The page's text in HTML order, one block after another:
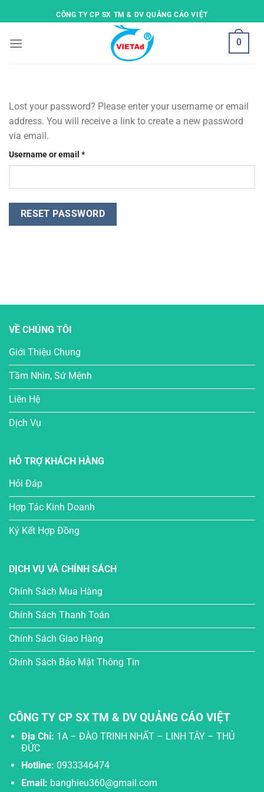
to
CÔNG TY CP SX TM & DV QUẢNG CÁO VIỆT
0
Lost your password? Please enter your username or email
address. You will receive a link to create a new password
via email.
Username or email *Required
RESET PASSWORD
VỀ CHÚNG TÔI
Giới Thiệu Chung
Tầm Nhìn, Sứ Mệnh
Liên Hệ
Dịch Vụ
HỖ TRỢ KHÁCH HÀNG
Hỏi Đáp
Hợp Tác Kinh Doanh
Ký Kết Hợp Đồng
DỊCH VỤ VÀ CHÍNH SÁCH
Chính Sách Mua Hàng
Chính Sách Thanh Toán
Chính Sách Giao Hàng
Chính Sách Bảo Mật Thông Tin
CÔNG TY CP SX TM & DV QUẢNG CÁO VIỆT
Địa Chỉ: 1A – ĐÀO TRINH NHẤT – LINH TÂY – THỦ
ĐỨC
Hotline: 0933346474
Email: banghieu360@gmail.com